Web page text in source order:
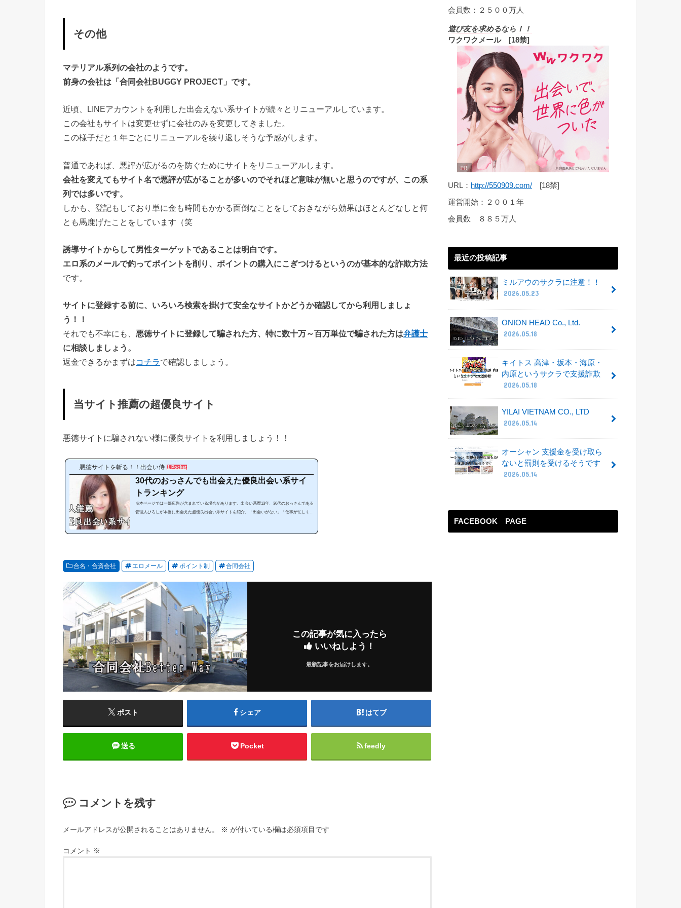
その他
マテリアル系列の会社のようです。
前身の会社は「合同会社BUGGY PROJECT」です。
近頃、LINEアカウントを利用した出会えない系サイトが続々とリニューアルしています。
この会社もサイトは変更せずに会社のみを変更してきました。
この様子だと１年ごとにリニューアルを繰り返しそうな予感がします。
普通であれば、悪評が広がるのを防ぐためにサイトをリニューアルします。
会社を変えてもサイト名で悪評が広がることが多いのでそれほど意味が無いと思うのですが、この系
列では多いです。
しかも、登記もしており単に金も時間もかかる面倒なことをしておきながら効果はほとんどなしと何
とも馬鹿げたことをしています（笑
誘導サイトからして男性ターゲットであることは明白です。
エロ系のメールで釣ってポイントを削り、ポイントの購入にこぎつけるというのが基本的な詐欺方法
です。
サイトに登録する前に、いろいろ検索を掛けて安全なサイトかどうか確認してから利用しましょ
う！！
それでも不幸にも、 悪徳サイトに登録して騙された方、特に数十万～百万単位で騙された方は弁護士
に相談しましょう。
返金できるかまずはコチラで確認しましょう。
当サイト推薦の超優良サイト
悪徳サイトに騙されない様に優良サイトを利用しましょう！！
悪徳サイトを斬る！！出会い侍 1 Pocket
30代のおっさんでも出会えた優良出会い系サイ
トランキング
※本ページでは一部広告が含まれている場合があります。出会い系歴13年、30代のおっさんである
管理人ひろしが本当に出会えた超優良出会い系サイトを紹介。「出会いがない」「仕事が忙しく暇
合名・合資会社 エロメール ポイント制 合同会社
この記事が気に入ったら
いいねしよう！
最新記事をお届けします。
ポスト シェア はてブ
送る Pocket feedly
コメントを残す
メールアドレスが公開されることはありません。 ※ が付いている欄は必須項目です
コメント ※
会員数：２５００万人
遊び友を求めるなら！！
ワクワクメール [18禁]
URL： http://550909.com/ [18禁]
運営開始：２００１年
会員数 ８８５万人
最近の投稿記事
ミルアウのサクラに注意！！
2026.05.23
ONION HEAD Co., Ltd.
2026.05.18
キイトス 高津・坂本・海原・
内原というサクラで支援詐欺
2026.05.18
YILAI VIETNAM CO., LTD
2026.05.14
オーシャン 支援金を受け取ら
ないと罰則を受けるそうです
2026.05.14
FACEBOOK PAGE